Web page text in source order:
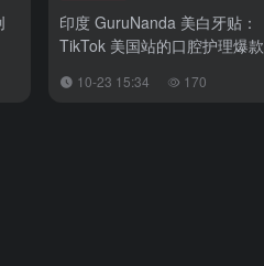
印度 GuruNanda 美白牙贴：
TikTok 美国站的口腔护理爆款
10-23 15:34 170